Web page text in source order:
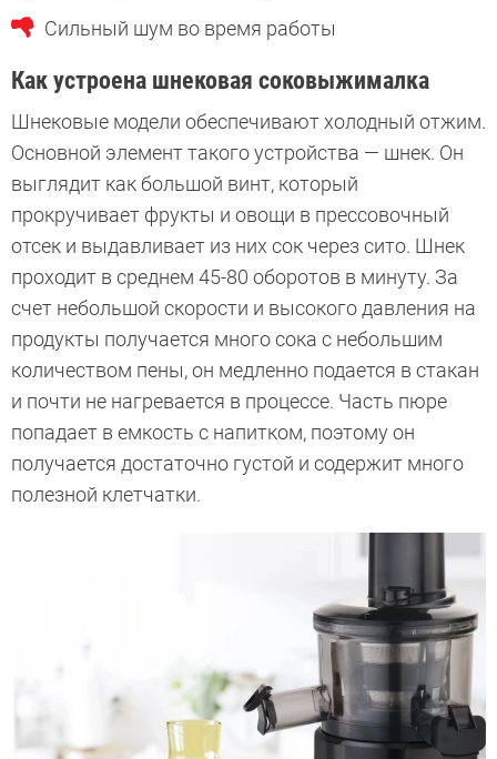
Сильный шум во время работы
Как устроена шнековая соковыжималка
Шнековые модели обеспечивают холодный отжим.
Основной элемент такого устройства — шнек. Он
выглядит как большой винт, который
прокручивает фрукты и овощи в прессовочный
отсек и выдавливает из них сок через сито. Шнек
проходит в среднем 45-80 оборотов в минуту. За
счет небольшой скорости и высокого давления на
продукты получается много сока с небольшим
количеством пены, он медленно подается в стакан
и почти не нагревается в процессе. Часть пюре
попадает в емкость с напитком, поэтому он
получается достаточно густой и содержит много
полезной клетчатки.